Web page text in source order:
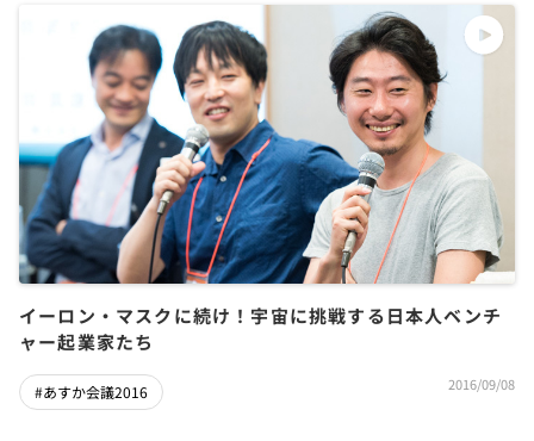
イーロン・マスクに続け！宇宙に挑戦する日本人ベンチ
ャー起業家たち
#あすか会議2016 2016/09/08